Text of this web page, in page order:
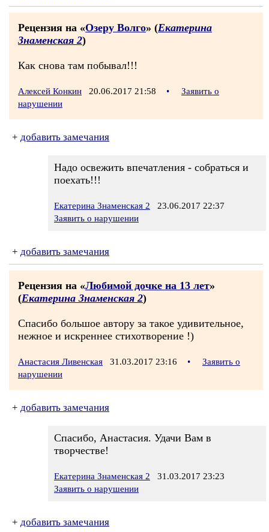
Рецензия на «Озеру Волго» (Екатерина
Знаменская 2)
Как снова там побывал!!!
Алексей Конкин 20.06.2017 21:58 •
Заявить о
нарушении
+ добавить замечания
Надо освежить впечатления - собраться и
поехать!!!
Екатерина Знаменская 2 23.06.2017 22:37
Заявить о нарушении
+ добавить замечания
Рецензия на «Любимой дочке на 13 лет»
(Екатерина Знаменская 2)
Спасибо большое автору за такое удивительное,
нежное и искреннее стихотворение !)
Анастасия Ливенская 31.03.2017 23:16 •
Заявить о
нарушении
+ добавить замечания
Спасибо, Анастасия. Удачи Вам в
творчестве!
Екатерина Знаменская 2 31.03.2017 23:23
Заявить о нарушении
+ добавить замечания